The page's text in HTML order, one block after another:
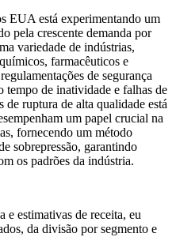
EUA está experimentando um
pela crescente demanda por
variedade de indústrias,
farmacêuticos e
de segurança
tempo de inatividade e falhas de
de ruptura de alta qualidade está
um papel crucial na
fornecendo um método
sobrepressão, garantindo
os padrões da indústria.
e estimativas de receita, eu
da divisão por segmento e